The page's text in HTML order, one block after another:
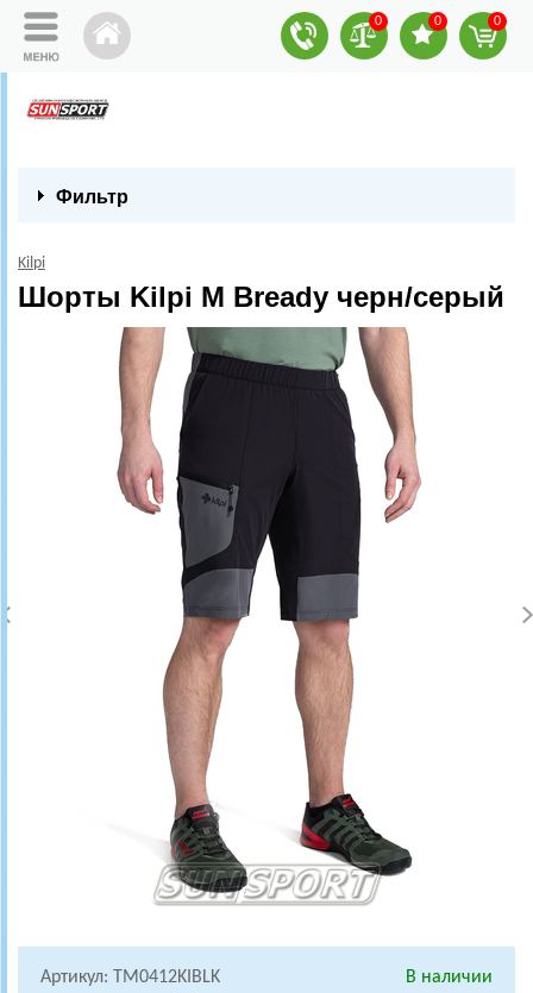
0 0 0
Фильтр
Kilpi
Шорты Kilpi M Bready черн/серый
Артикул: TM0412KIBLK
В наличии